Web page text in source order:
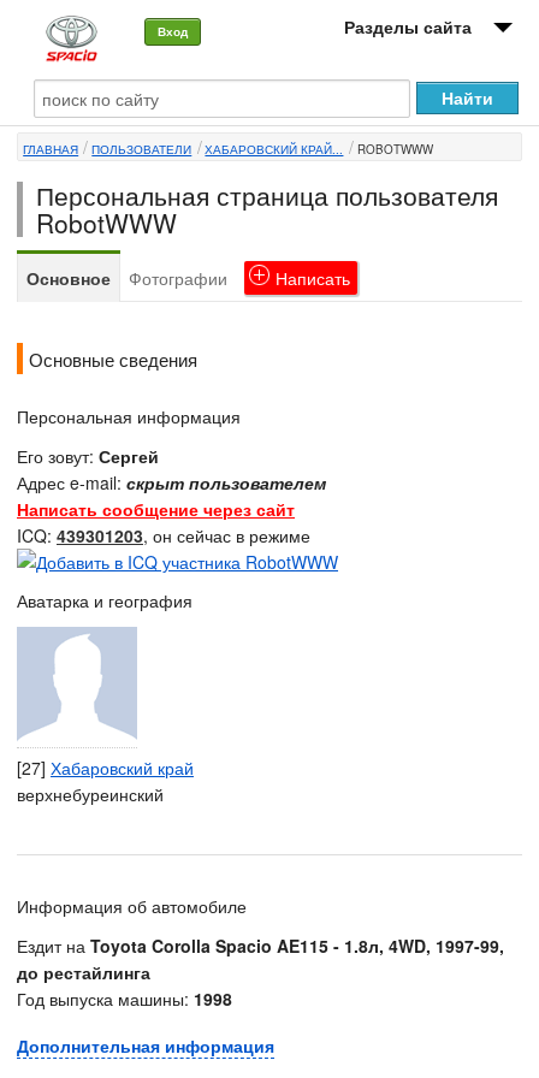
Вход Разделы сайта
О машине
Автоклуб
Форумы
Сервисы и услуги
ГЛАВНАЯ ПОЛЬЗОВАТЕЛИ ХАБАРОВСКИЙ КРАЙ... ROBOTWWW
Персональная страница пользователя
RobotWWW
Основное Фотографии Написать
Основные сведения
Персональная информация
Его зовут: Сергей
Адрес e-mail: скрыт пользователем
Написать сообщение через сайт
ICQ: 439301203, он сейчас в режиме
Аватарка и география
[27] Хабаровский край
верхнебуреинский
Информация об автомобиле
Ездит на Toyota Corolla Spacio AE115 - 1.8л, 4WD, 1997-99,
до рестайлинга
Год выпуска машины: 1998
Дополнительная информация